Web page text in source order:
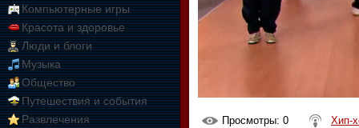
Компьютерные игры
Красота и здоровье
Люди и блоги
Музыка
Общество
Путешествия и события
Развлечения
Просмотры: 0 Хип-